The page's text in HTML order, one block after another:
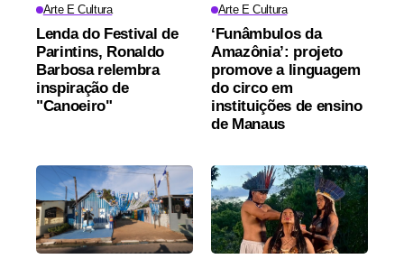
Arte E Cultura
Lenda do Festival de
Parintins, Ronaldo
Barbosa relembra
inspiração de
"Canoeiro"
Arte E Cultura
‘Funâmbulos da
Amazônia’: projeto
promove a linguagem
do circo em
instituições de ensino
de Manaus